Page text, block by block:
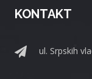
KONTAKT
ul. Srpskih